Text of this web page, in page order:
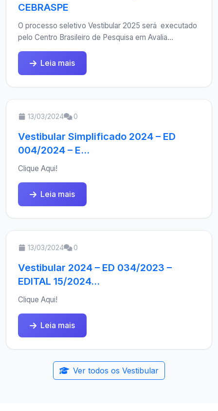
CEBRASPE
O processo seletivo Vestibular 2025 será executado
pelo Centro Brasileiro de Pesquisa em Avalia...
Leia mais
13/03/2024 0
Vestibular Simplificado 2024 – ED
004/2024 – E...
Clique Aqui!
Leia mais
13/03/2024 0
Vestibular 2024 – ED 034/2023 –
EDITAL 15/2024...
Clique Aqui!
Leia mais
Ver todos os Vestibular